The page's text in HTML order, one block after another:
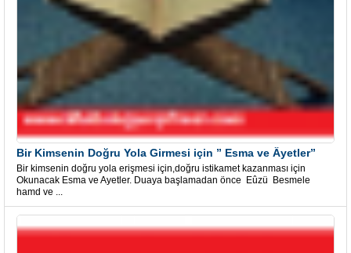
Bir Kimsenin Doğru Yola Girmesi için ” Esma ve Âyetler”
Bir kimsenin doğru yola erişmesi için,doğru istikamet kazanması için
Okunacak Esma ve Ayetler. Duaya başlamadan önce Eûzü Besmele
hamd ve ...